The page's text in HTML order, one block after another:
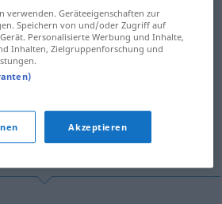
anklicken/antippen)
Weitere Beispiele...
verwenden. Geräteeigenschaften zur
Speichern von und/oder Zugriff auf
Personalisierte Werbung und Inhalte,
Inhalten, Zielgruppenforschung und
Akzeptieren